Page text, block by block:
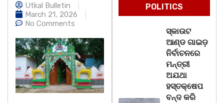
Utkal Bulletin
March 21, 2026
No Comments
POLITICS
ସ୍କାଉଟ
ଆଣ୍ଡ ଗାଇଡ଼
ନିର୍ବାଚନରେ
ମନ୍ତ୍ରୀ
ଅଯଥା
ହସ୍ତକ୍ଷେପ
ବନ୍ଦ କରି